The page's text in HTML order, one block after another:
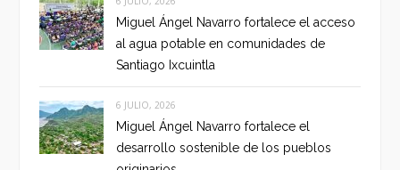
Miguel Ángel Navarro fortalece el acceso
al agua potable en comunidades de
Santiago Ixcuintla
6 JULIO, 2026
Miguel Ángel Navarro fortalece el
desarrollo sostenible de los pueblos